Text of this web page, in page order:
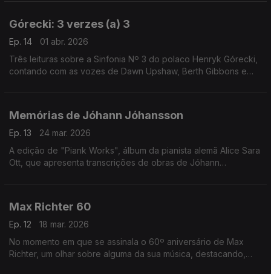
Górecki: 3 verzes (a) 3
Ep. 14
01 abr. 2026
Três leituras sobre a Sinfonia Nº 3 do polaco Henryk Górecki,
contando com as vozes de Dawn Upshaw, Berth Gibbons e
Memórias de Jóhann Jóhansson
Ep. 13
24 mar. 2026
A edição de "Piank Works", álbum da pianista alemã Alice Sara
Ott, que apresenta transcrições de obras de Jóhann
Max Richter 60
Ep. 12
18 mar. 2026
No momento em que se assinala o 60º aniversário de Max
Richter, um olhar sobre alguma da sua música, destacando,